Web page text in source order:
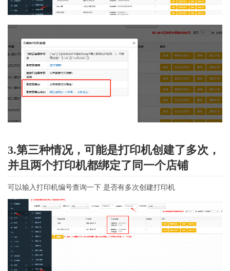
3.第三种情况，可能是打印机创建了多次，
并且两个打印机都绑定了同一个店铺
可以输入打印机编号查询一下 是否有多次创建打印机